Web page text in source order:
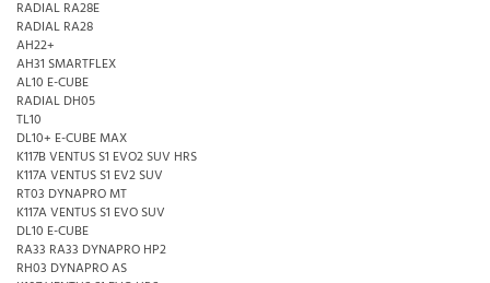
RADIAL RA28E
RADIAL RA28
AH22+
AH31 SMARTFLEX
AL10 E-CUBE
RADIAL DH05
TL10
DL10+ E-CUBE MAX
K117B VENTUS S1 EVO2 SUV HRS
K117A VENTUS S1 EV2 SUV
RT03 DYNAPRO MT
K117A VENTUS S1 EVO SUV
DL10 E-CUBE
RA33 RA33 DYNAPRO HP2
RH03 DYNAPRO AS